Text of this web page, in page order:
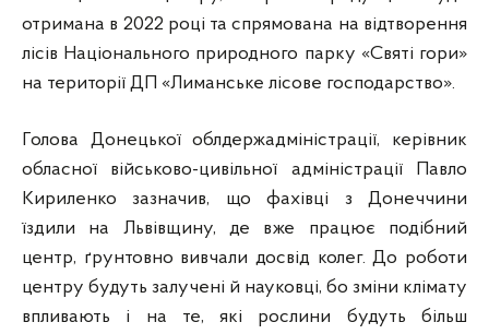
отримана в 2022 році та спрямована на відтворення
лісів Національного природного парку «Святі гори»
на території ДП «Лиманське лісове господарство».
Голова Донецької облдержадміністрації, керівник
обласної військово-цивільної адміністрації Павло
Кириленко зазначив, що фахівці з Донеччини
їздили на Львівщину, де вже працює подібний
центр, ґрунтовно вивчали досвід колег. До роботи
центру будуть залучені й науковці, бо зміни клімату
впливають і на те, які рослини будуть більш